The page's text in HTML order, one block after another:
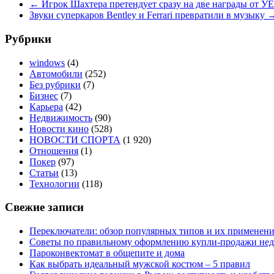
← Игрок Шахтера претендует сразу на две награды от
Звуки суперкаров Bentley и Ferrari превратили в музыку
Рубрики
windows (4)
Автомобили (252)
Без рубрики (7)
Бизнес (7)
Карьера (42)
Недвижимость (90)
Новости кино (528)
НОВОСТИ СПОРТА (1 920)
Отношения (1)
Покер (97)
Статьи (13)
Технологии (118)
Свежие записи
Переключатели: обзор популярных типов и их
Советы по правильному оформлению купли-продажи
Пароконвектомат в общепите и дома
Как выбрать идеальный мужской костюм – 5 правил